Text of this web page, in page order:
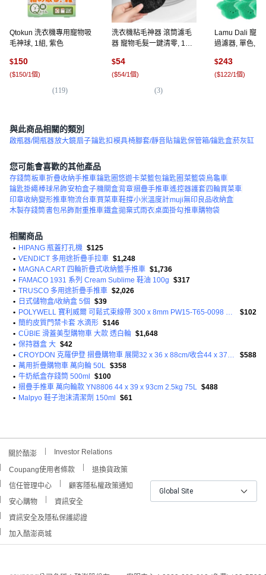
Qtokun 洗衣機專用寵物吸
毛神球, 1組, 紫色
$150
($150/1個)
(119)
洗衣機粘毛神器 滾筒濾毛
器 寵物毛髮一鍵清零, 1個,
$54
($54/1個)
(3)
Lamu Dali 寵物
過濾器, 單色, 2
$243
($122/1個)
與此商品相關的類別
啟瓶器/開瓶器放大鏡扇子鑰匙扣 模具椅腳套/靜音貼鑰匙保管箱/鑰匙盒菸灰缸
您可能會喜歡的其他產品
存錢筒板車折疊收納手推車鑰匙圈悠遊卡菜籃包鑰匙圈 菜籃袋烏龜車
鑰匙掛繩棒球吊飾安柏盒子機關盒背章摺疊手推車遙控器護套 四輪買菜車
印章收納變形推車物流台車買菜車鞋撐小米溫度計muji無印良品收納盒
木製存錢筒書包吊飾耐重推車鐵盒拋棄式雨衣桌面掛勾推車購物袋
相關商品
• HIPANG 瓶蓋打孔機 $125
• VENDICT 多用途折疊手拉車 $1,248
• MAGNA CART 四輪折疊式收納籃手推車 $1,736
• FAMACO 1931 系列 Cream Sublime 鞋油 100g $317
• TRUSCO 多用途折疊手推車 $2,026
•
日式儲物盒/收納盒 5個 $39
•
POLYWELL 寶利威爾 可鬆式束線帶 300 x 8mm PW15-T65-0098 100條
$102
• 簡約皮質門禁卡套 水滴形 $146
• CÜBIE 滑蓋美型購物車 大款 透白輪 $1,648
• 保持器盒 大 $42
•
CROYDON 克羅伊登 摺疊購物車 展開32 x 36 x 88cm/收合44 x 37 x 9cm
$588
• 萬用折疊購物車 萬向輪 50L $358
• 牛奶紙盒存錢筒 500ml
$100
• 摺疊手推車 萬向輪款 YN8806 44 x 39 x 93cm 2.5kg 75L $488
• Malpyo 鞋子泡沫清潔劑 150ml $61
關於酷澎 Investor Relations
Coupang使用者條款
退換貨政策
信任管理中心
顧客隱私權政策通知
安心購物
資訊安全
資訊安全及隱私保護認證
加入酷澎商城
Global Site